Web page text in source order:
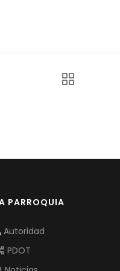
PARROQUIA
Autoridad
PDOT